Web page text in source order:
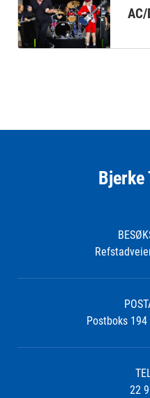
Bjerke
Postboks
22